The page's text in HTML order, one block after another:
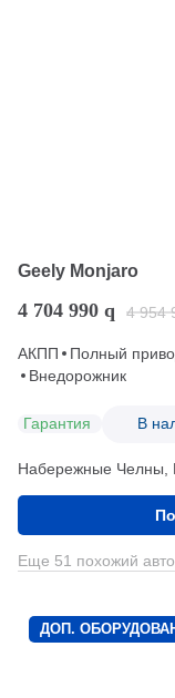
Geely Monjaro
4 704 990 q 4 954
АКПП Полный
Внедорожник
Гарантия В
Набережные Челны,
Еще 51 похожий авто
ДОП.